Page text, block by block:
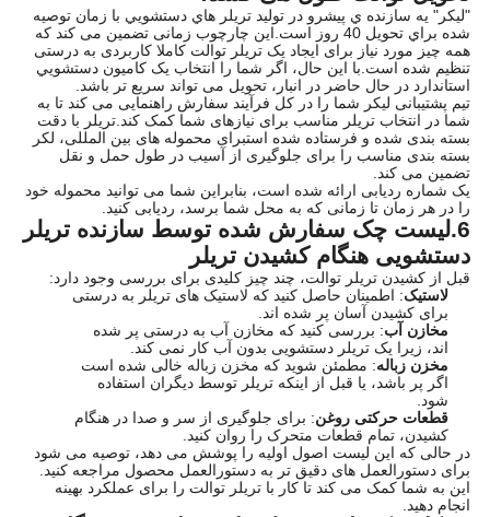
"ليکر" يه سازنده ي پيشرو در توليد تريلر هاي دستشويي با زمان توصيه
شده براي تحویل 40 روز است.این چارچوب زمانی تضمین می کند که
همه چیز مورد نیاز برای ایجاد یک تریلر توالت کاملا کاربردی به درستی
تنظیم شده است.با اين حال، اگر شما را انتخاب یک کاميون دستشويي
استاندارد در حال حاضر در انبار، تحویل می تواند سریع تر باشد.
تیم پشتیبانی لیکر شما را در کل فرآیند سفارش راهنمایی می کند تا به
شما در انتخاب تریلر مناسب برای نیازهای شما کمک کند.تریلر با دقت
بسته بندی شده و فرستاده شده استبرای محموله های بین المللی، لکر
بسته بندی مناسب را برای جلوگیری از آسیب در طول حمل و نقل
تضمین می کند.
یک شماره ردیابی ارائه شده است، بنابراین شما می توانید محموله خود
را در هر زمان تا زمانی که به محل شما برسد، ردیابی کنید.
6.لیست چک سفارش شده توسط سازنده تریلر
دستشویی هنگام کشیدن تریلر
قبل از کشیدن تریلر توالت، چند چیز کلیدی برای بررسی وجود دارد:
لاستیک: اطمینان حاصل کنید که لاستیک های تریلر به درستی
برای کشیدن آسان پر شده اند.
مخازن آب: بررسی کنید که مخازن آب به درستی پر شده
اند، زیرا یک تریلر دستشویی بدون آب کار نمی کند.
مخزن زباله: مطمئن شوید که مخزن زباله خالی شده است
اگر پر باشد، یا قبل از اینکه تریلر توسط دیگران استفاده
شود.
قطعات حرکتی روغن: برای جلوگیری از سر و صدا در هنگام
کشیدن، تمام قطعات متحرک را روان کنید.
در حالی که این لیست اصول اولیه را پوشش می دهد، توصیه می شود
برای دستورالعمل های دقیق تر به دستورالعمل محصول مراجعه کنید.
این به شما کمک می کند تا کار با تریلر توالت را برای عملکرد بهینه
انجام دهید.